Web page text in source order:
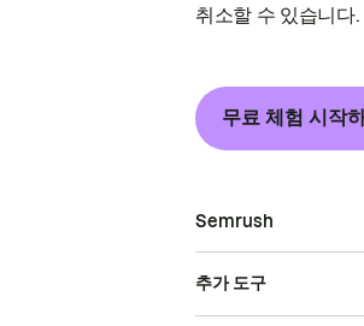
취소할 수 있습니다.
무료 체험 시작
Semrush
추가 도구